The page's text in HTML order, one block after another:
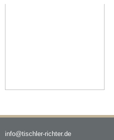
info@tischler-richter.de